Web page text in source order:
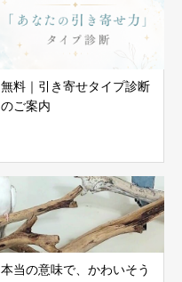
無料｜引き寄せタイプ診断
のご案内
本当の意味で、かわいそう